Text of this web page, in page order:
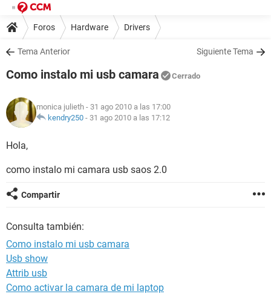
Foros Hardware Drivers
Tema Anterior Siguiente Tema
Como instalo mi usb camara Cerrado
monica julieth - 31 ago 2010 a las 17:00
kendry250 - 31 ago 2010 a las 17:12
Hola,
como instalo mi camara usb saos 2.0
Compartir
Consulta también:
Como instalo mi usb camara
Usb show
Attrib usb
Como activar la camara de mi laptop